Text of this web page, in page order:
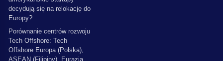
decydują się na relokację do
Europy?
Porównanie centrów rozwoju
Tech Offshore: Tech
Offshore Europa (Polska),
ASEAN (Filipiny), Eurazja